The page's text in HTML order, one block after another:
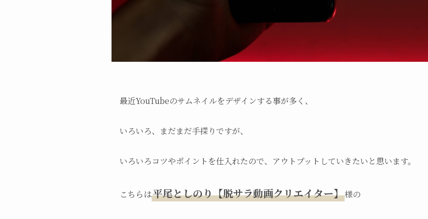
最近YouTubeのサムネイルをデザインする事が多く、
いろいろ、まだまだ手探りですが、
いろいろコツやポイントを仕入れたので、アウトプットしていきたいと思います。
こちらは平尾としのり【脱サラ動画クリエイター】様の